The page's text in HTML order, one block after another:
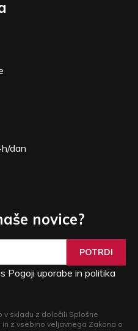
dan
novice?
POTRDI
Pogoji uporabe in politika
skladu z določili Splošne
z vsebino veljavnega Zakona o